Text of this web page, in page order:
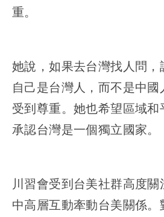
重。
她說，如果去台灣找人問
自己是台灣人，而不是中
受到尊重。她也希望區域
承認台灣是一個獨立國家。
川習會受到台美社群高度
中高層互動牽動台美關係